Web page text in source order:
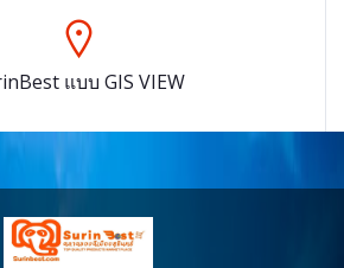
แบบ GIS VIEW